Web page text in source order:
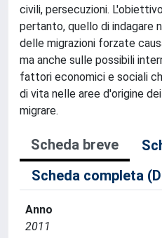
civili, persecuzioni.
pertanto, quello di indagare
delle migrazioni forzate
ma anche sulle possibili
fattori economici e sociali
di vita nelle aree d'origine
migrare.
Scheda breve
Scheda completa
Anno
2011